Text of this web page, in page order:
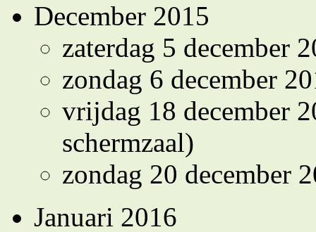
December 2015
zaterdag 5 december
zondag 6 december
vrijdag 18 december
schermzaal)
zondag 20 december
Januari 2016